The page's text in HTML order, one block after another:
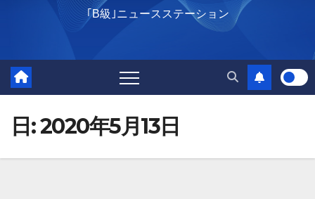
｢B級｣ニュースステーション
日:2020年5月13日